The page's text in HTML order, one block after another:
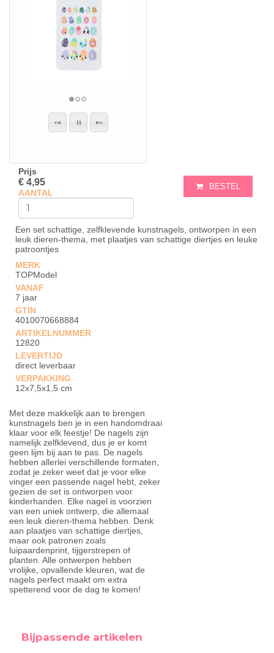
Prijs
€ 4,95
AANTAL
BESTEL
Een set schattige, zelfklevende kunstnagels, ontworpen in een
leuk dieren-thema, met plaatjes van schattige diertjes en leuke
patroontjes
MERK
TOPModel
VANAF
7 jaar
GTIN
4010070668884
ARTIKELNUMMER
12820
LEVERTIJD
direct leverbaar
VERPAKKING
12x7,5x1,5 cm
Met deze makkelijk aan te brengen
kunstnagels ben je in een handomdraai
klaar voor elk feestje! De nagels zijn
namelijk zelfklevend, dus je er komt
geen lijm bij aan te pas. De nagels
hebben allerlei verschillende formaten,
zodat je zeker weet dat je voor elke
vinger een passende nagel hebt, zeker
gezien de set is ontworpen voor
kinderhanden. Elke nagel is voorzien
van een uniek ontwerp, die allemaal
een leuk dieren-thema hebben. Denk
aan plaatjes van schattige diertjes,
maar ook patronen zoals
luipaardenprint, tijgerstrepen of
planten. Alle ontwerpen hebben
vrolijke, opvallende kleuren, wat de
nagels perfect maakt om extra
spetterend voor de dag te komen!
Bijpassende artikelen